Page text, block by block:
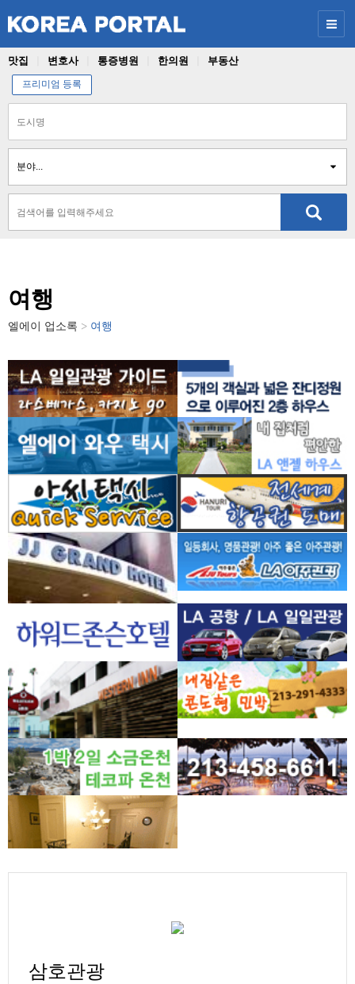
맛집 변호사 통증병원 한의원 부동산
프리미엄 등록
여행
엘에이 업소록 > 여행
삼호관광